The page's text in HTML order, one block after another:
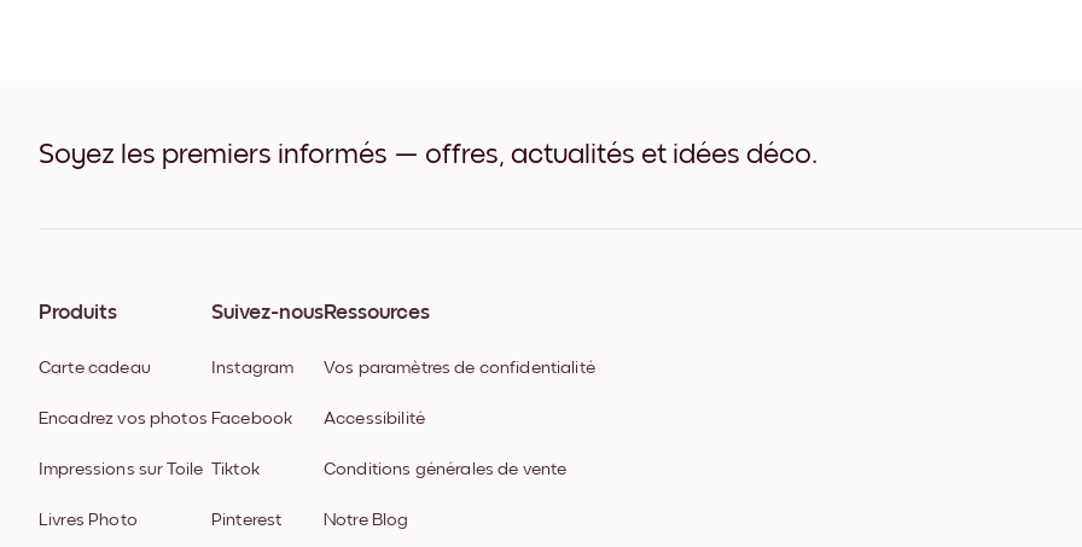
Soyez les premiers informés — offres, actualités et idées déco.
Produits
Carte cadeau
Encadrez vos photos
Impressions sur Toile
Livres Photo
Suivez-nous
Instagram
Facebook
Tiktok
Pinterest
Ressources
Vos paramètres de confidentialité
Accessibilité
Conditions générales de vente
Notre Blog